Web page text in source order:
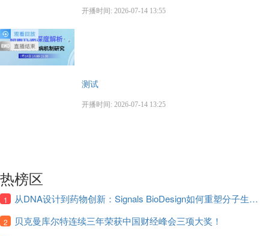
开播时间: 2026-07-14 13:55
测试
开播时间: 2026-07-14 13:25
热榜区
1 从DNA设计到药物创新：Signals BioDesign如何重塑分子生物学研发生态！
2 贝克曼库尔特连续三年荣获中国财经峰会三项大奖！